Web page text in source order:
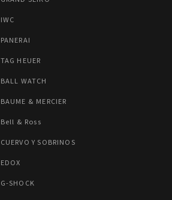
IWC
PANERAI
TAG HEUER
BALL WATCH
BAUME & MERCIER
Bell & Ross
CUERVO Y SOBRINOS
EDOX
G-SHOCK